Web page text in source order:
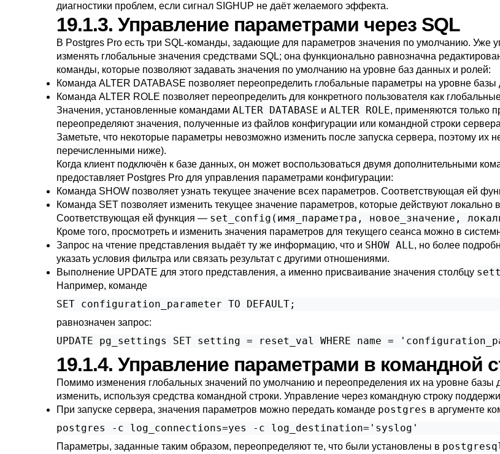
диагностики проблем, если сигнал SIGHUP не даёт желаемого эффекта.
19.1.3. Управление параметрами через SQL
В Postgres Pro есть три SQL-команды, задающие для параметров значения по умолчанию. Уже
изменять глобальные значения средствами SQL; она функционально равнозначна
команды, которые позволяют задавать значения по умолчанию на уровне баз данных и ролей:
Команда ALTER DATABASE позволяет переопределить глобальные параметры на уровне базы
Команда ALTER ROLE позволяет переопределить для конкретного пользователя как
Значения, установленные командами ALTER DATABASE и ALTER ROLE, применяются только
переопределяют значения, полученные из файлов конфигурации или командной строки
Заметьте, что некоторые параметры невозможно изменить после запуска сервера, поэтому их
перечисленными ниже).
Когда клиент подключён к базе данных, он может воспользоваться двумя дополнительными
предоставляет Postgres Pro для управления параметрами конфигурации:
Команда SHOW позволяет узнать текущее значение всех параметров. Соответствующая ей
Команда SET позволяет изменить текущее значение параметров, которые действуют локально
Соответствующая ей функция — set_config(имя_параметра, новое_значение,
Кроме того, просмотреть и изменить значения параметров для текущего сеанса можно в
Запрос на чтение представления выдаёт ту же информацию, что и SHOW ALL, но более
указать условия фильтра или связать результат с другими отношениями.
Выполнение UPDATE для этого представления, а именно присваивание значения столбцу
Например, команде
SET configuration_parameter TO DEFAULT;
равнозначен запрос:
UPDATE pg_settings SET setting = reset_val WHERE name =
19.1.4. Управление параметрами в командной
Помимо изменения глобальных значений по умолчанию и переопределения их на уровне базы
изменить, используя средства командной строки. Управление через командную строку
При запуске сервера, значения параметров можно передать команде postgres в аргументе
postgres -c log_connections=yes -c log_destination='syslog'
Параметры, заданные таким образом, переопределяют те, что были установлены в